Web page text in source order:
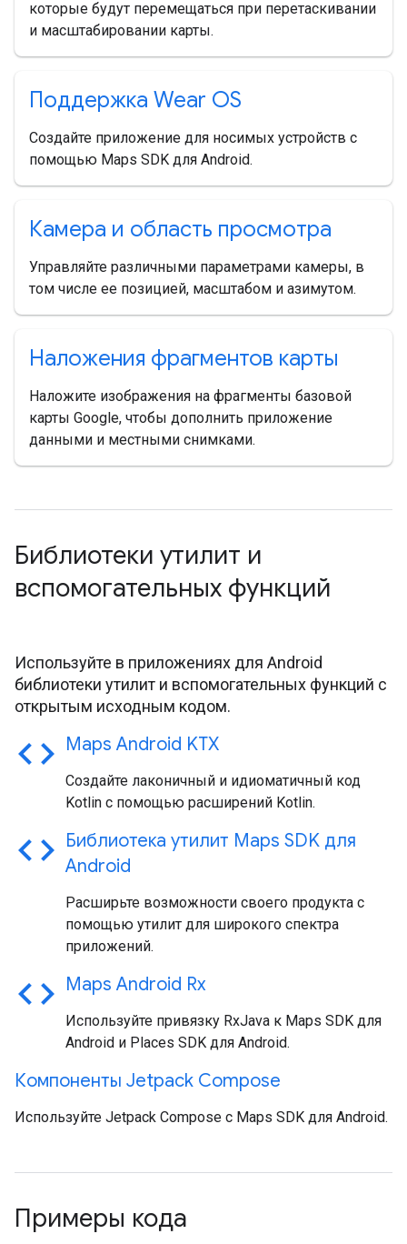
которые будут перемещаться при перетаскивании
и масштабировании карты.
Поддержка Wear OS
Создайте приложение для носимых устройств с
помощью Maps SDK для Android.
Камера и область просмотра
Управляйте различными параметрами камеры, в
том числе ее позицией, масштабом и азимутом.
Наложения фрагментов карты
Наложите изображения на фрагменты базовой
карты Google, чтобы дополнить приложение
данными и местными снимками.
Библиотеки утилит и
вспомогательных функций
Используйте в приложениях для Android
библиотеки утилит и вспомогательных функций с
открытым исходным кодом.
code Maps Android KTX
Создайте лаконичный и идиоматичный код
Kotlin с помощью расширений Kotlin.
code Библиотека утилит Maps SDK для
Android
Расширьте возможности своего продукта с
помощью утилит для широкого спектра
приложений.
code Maps Android Rx
Используйте привязку RxJava к Maps SDK для
Android и Places SDK для Android.
Компоненты Jetpack Compose
Используйте Jetpack Compose с Maps SDK для Android.
Примеры кода